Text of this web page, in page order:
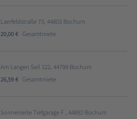
Laerfeldstraße 73, 44803 Bochum
20,00 € Gesamtmiete
Am Langen Seil 122, 44799 Bochum
26,59 € Gesamtmiete
Sonnenleite Tiefgarage F , 44892 Bochum